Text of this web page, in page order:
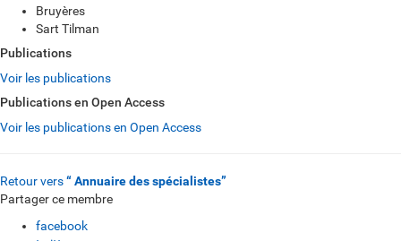
Bruyères
Sart Tilman
Publications
Voir les publications
Publications en Open Access
Voir les publications en Open Access
Retour vers“ Annuaire des spécialistes”
Partager ce membre
facebook